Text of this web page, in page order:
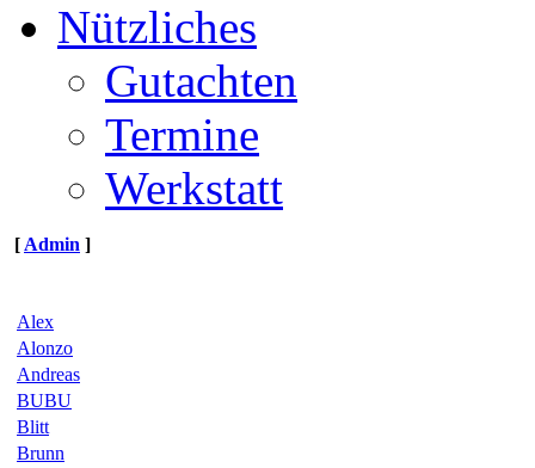
Nützliches
Gutachten
Termine
Werkstatt
[ Admin ]
Alex
Alonzo
Andreas
BUBU
Blitt
Brunn